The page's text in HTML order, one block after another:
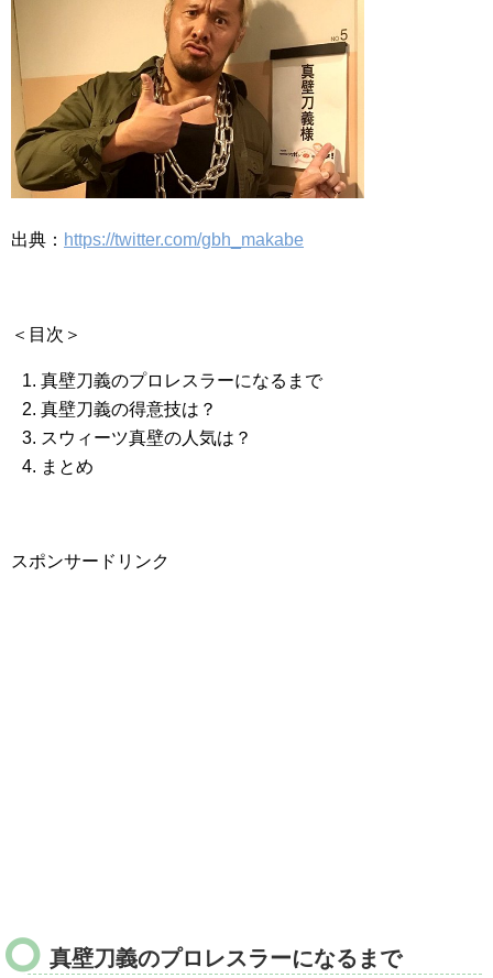
出典： https://twitter.com/gbh_makabe
＜目次＞
真壁刀義のプロレスラーになるまで
真壁刀義の得意技は？
スウィーツ真壁の人気は？
まとめ
スポンサードリンク
真壁刀義のプロレスラーになるまで